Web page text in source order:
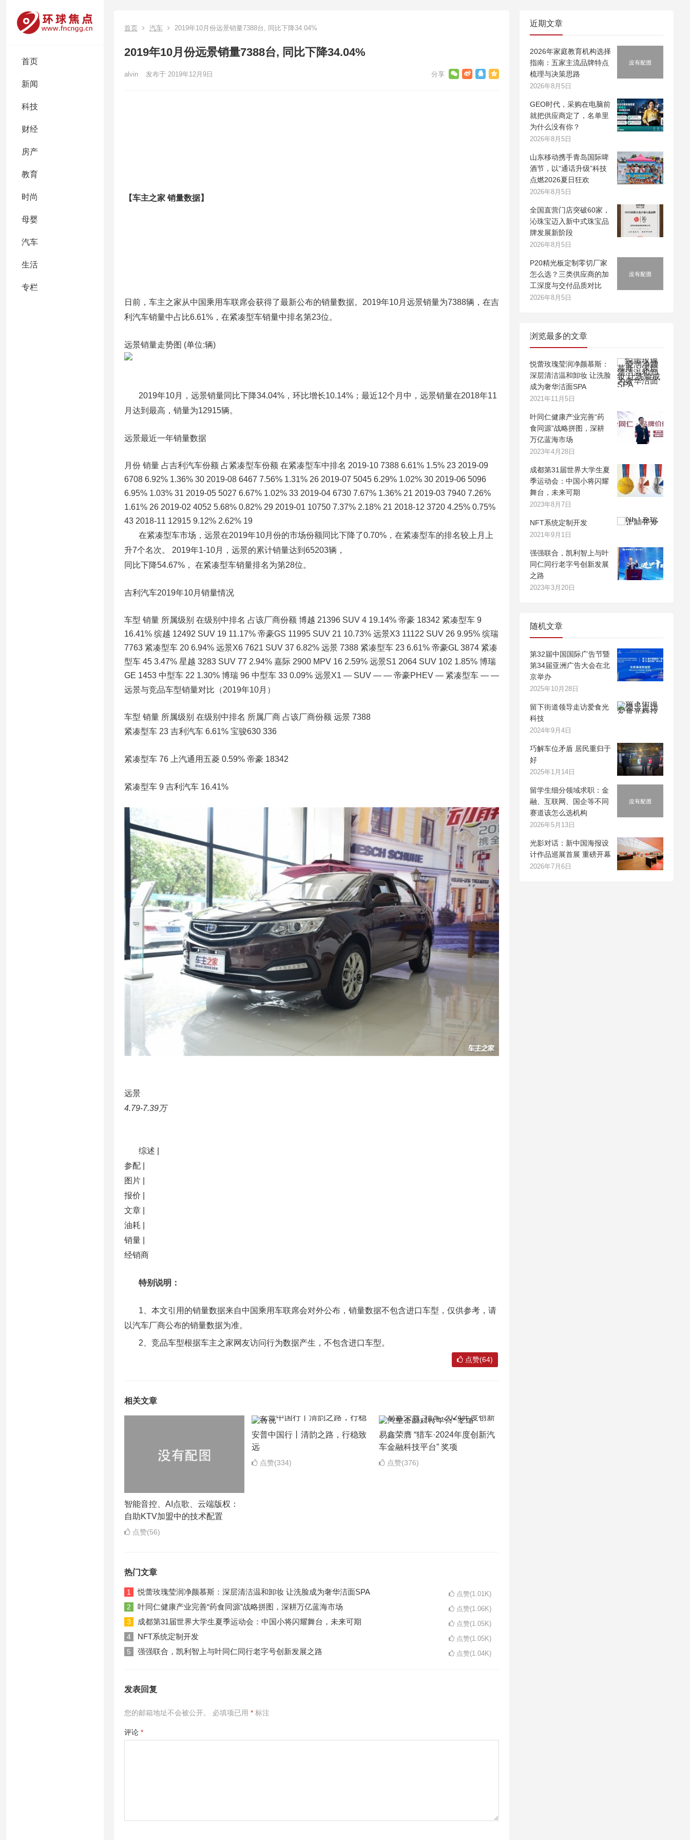
首页
新闻
科技
财经
房产
教育
时尚
母婴
汽车
生活
专栏
首页 汽车 2019年10月份远景销量7388台, 同比下降34.04%
2019年10月份远景销量7388台, 同比下降34.04%
alvin 发布于 2019年12月9日
【车主之家 销量数据】
日前，车主之家从中国乘用车联席会获得了最新公布的销量数据。2019年10月远景销量为7388辆，在吉
利汽车销量中占比6.61%，在紧凑型车销量中排名第23位。
远景销量走势图 (单位:辆)
2019年10月，远景销量同比下降34.04%，环比增长10.14%；最近12个月中，远景销量在2018年11
月达到最高，销量为12915辆。
远景最近一年销量数据
月份 销量 占吉利汽车份额 占紧凑型车份额 在紧凑型车中排名 2019-10 7388 6.61% 1.5% 23 2019-09
6708 6.92% 1.36% 30 2019-08 6467 7.56% 1.31% 26 2019-07 5045 6.29% 1.02% 30 2019-06 5096
6.95% 1.03% 31 2019-05 5027 6.67% 1.02% 33 2019-04 6730 7.67% 1.36% 21 2019-03 7940 7.26%
1.61% 26 2019-02 4052 5.68% 0.82% 29 2019-01 10750 7.37% 2.18% 21 2018-12 3720 4.25% 0.75%
43 2018-11 12915 9.12% 2.62% 19
在紧凑型车市场，远景在2019年10月份的市场份额同比下降了0.70%，在紧凑型车的排名较上月上
升7个名次。 2019年1-10月，远景的累计销量达到65203辆，
同比下降54.67%， 在紧凑型车销量排名为第28位。
吉利汽车2019年10月销量情况
车型 销量 所属级别 在级别中排名 占该厂商份额 博越 21396 SUV 4 19.14% 帝豪 18342 紧凑型车 9
16.41% 缤越 12492 SUV 19 11.17% 帝豪GS 11995 SUV 21 10.73% 远景X3 11122 SUV 26 9.95% 缤瑞
7763 紧凑型车 20 6.94% 远景X6 7621 SUV 37 6.82% 远景 7388 紧凑型车 23 6.61% 帝豪GL 3874 紧凑
型车 45 3.47% 星越 3283 SUV 77 2.94% 嘉际 2900 MPV 16 2.59% 远景S1 2064 SUV 102 1.85% 博瑞
GE 1453 中型车 22 1.30% 博瑞 96 中型车 33 0.09% 远景X1 — SUV — — 帝豪PHEV — 紧凑型车 — —
远景与竞品车型销量对比（2019年10月）
车型 销量 所属级别 在级别中排名 所属厂商 占该厂商份额 远景 7388
紧凑型车 23 吉利汽车 6.61% 宝骏630 336
紧凑型车 76 上汽通用五菱 0.59% 帝豪 18342
紧凑型车 9 吉利汽车 16.41%
远景
4.79-7.39万
综述 |
参配 |
图片 |
报价 |
文章 |
油耗 |
销量 |
经销商
特别说明：
1、本文引用的销量数据来自中国乘用车联席会对外公布，销量数据不包含进口车型，仅供参考，请
以汽车厂商公布的销量数据为准。
2、竞品车型根据车主之家网友访问行为数据产生，不包含进口车型。
点赞(64)
相关文章
智能音控、AI点歌、云端版权：
自助KTV加盟中的技术配置
点赞(56)
安普中国行丨清韵之路，行稳致
远
点赞(334)
易鑫荣膺 “猎车·2024年度创新汽
车金融科技平台” 奖项
点赞(376)
热门文章
1 悦蕾玫瑰莹润净颜慕斯：深层清洁温和卸妆 让洗脸成为奢华洁面SPA 点赞(1.01K)
2 叶同仁健康产业完善“药食同源”战略拼图，深耕万亿蓝海市场 点赞(1.06K)
3 成都第31届世界大学生夏季运动会：中国小将闪耀舞台，未来可期 点赞(1.05K)
4 NFT系统定制开发 点赞(1.05K)
5 强强联合，凯利智上与叶同仁同行老字号创新发展之路 点赞(1.04K)
发表回复
您的邮箱地址不会被公开。 必填项已用 * 标注
评论 *
近期文章
2026年家庭教育机构选择
指南：五家主流品牌特点
梳理与决策思路
2026年8月5日
GEO时代，采购在电脑前
就把供应商定了，名单里
为什么没有你？
2026年8月5日
山东移动携手青岛国际啤
酒节，以“通话升级”科技
点燃2026夏日狂欢
2026年8月5日
全国直营门店突破60家，
沁珠宝迈入新中式珠宝品
牌发展新阶段
2026年8月5日
P20精光板定制零切厂家
怎么选？三类供应商的加
工深度与交付品质对比
2026年8月5日
浏览最多的文章
悦蕾玫瑰莹润净颜慕斯：
深层清洁温和卸妆 让洗脸
成为奢华洁面SPA
2021年11月5日
叶同仁健康产业完善“药
食同源”战略拼图，深耕
万亿蓝海市场
2023年4月28日
成都第31届世界大学生夏
季运动会：中国小将闪耀
舞台，未来可期
2023年8月7日
NFT系统定制开发
2021年9月1日
强强联合，凯利智上与叶
同仁同行老字号创新发展
之路
2023年3月20日
随机文章
第32届中国国际广告节暨
第34届亚洲广告大会在北
京举办
2025年10月28日
留下街道领导走访爱食光
科技
2024年9月4日
巧解车位矛盾 居民重归于
好
2025年1月14日
留学生细分领域求职：金
融、互联网、国企等不同
赛道该怎么选机构
2026年5月13日
光影对话：新中国海报设
计作品巡展首展 重磅开幕
2026年7月6日